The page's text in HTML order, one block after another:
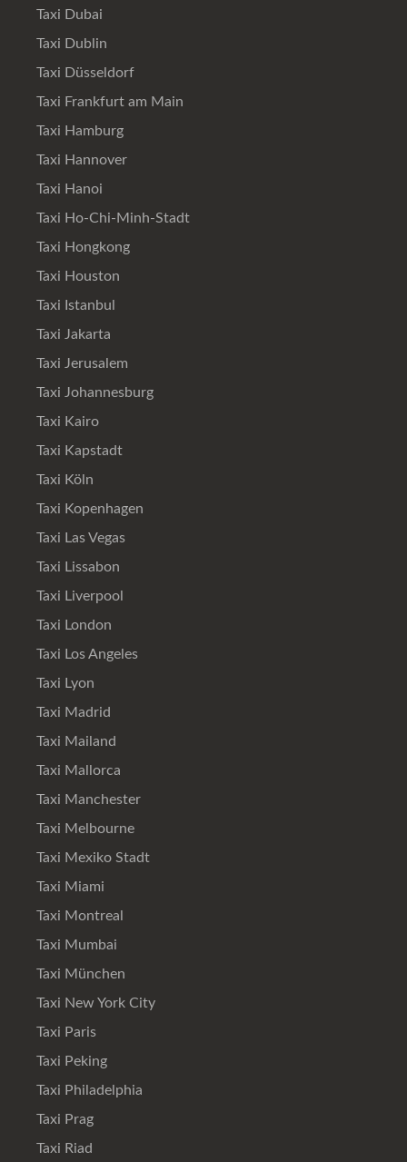
Taxi Dubai
Taxi Dublin
Taxi Düsseldorf
Taxi Frankfurt am Main
Taxi Hamburg
Taxi Hannover
Taxi Hanoi
Taxi Ho-Chi-Minh-Stadt
Taxi Hongkong
Taxi Houston
Taxi Istanbul
Taxi Jakarta
Taxi Jerusalem
Taxi Johannesburg
Taxi Kairo
Taxi Kapstadt
Taxi Köln
Taxi Kopenhagen
Taxi Las Vegas
Taxi Lissabon
Taxi Liverpool
Taxi London
Taxi Los Angeles
Taxi Lyon
Taxi Madrid
Taxi Mailand
Taxi Mallorca
Taxi Manchester
Taxi Melbourne
Taxi Mexiko Stadt
Taxi Miami
Taxi Montreal
Taxi Mumbai
Taxi München
Taxi New York City
Taxi Paris
Taxi Peking
Taxi Philadelphia
Taxi Prag
Taxi Riad